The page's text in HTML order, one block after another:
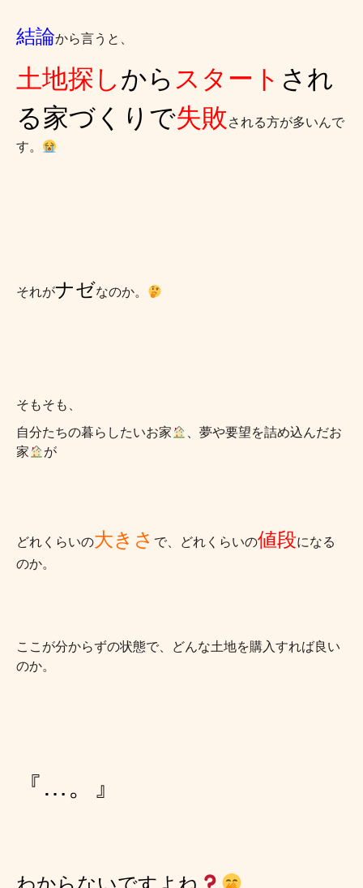
結論から言うと、
土地探しから スタート され
る家づくりで失敗 される方が多いんで
す。
それがナゼなのか。
そもそも、
自分たちの暮らしたいお家
、夢や要望を詰め込んだお
家
が
どれくらいの大きさ で、どれくらいの値段になる
のか。
ここが分からずの状態で、どんな土地を購入すれば良い
のか。
『…。』